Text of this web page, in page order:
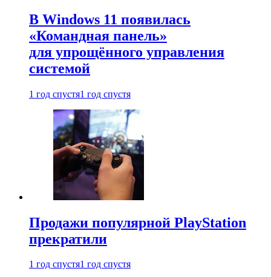
В Windows 11 появилась
«Командная панель»
для упрощённого управления
системой
1 год спустя1 год спустя
Продажи популярной PlayStation
прекратили
1 год спустя1 год спустя